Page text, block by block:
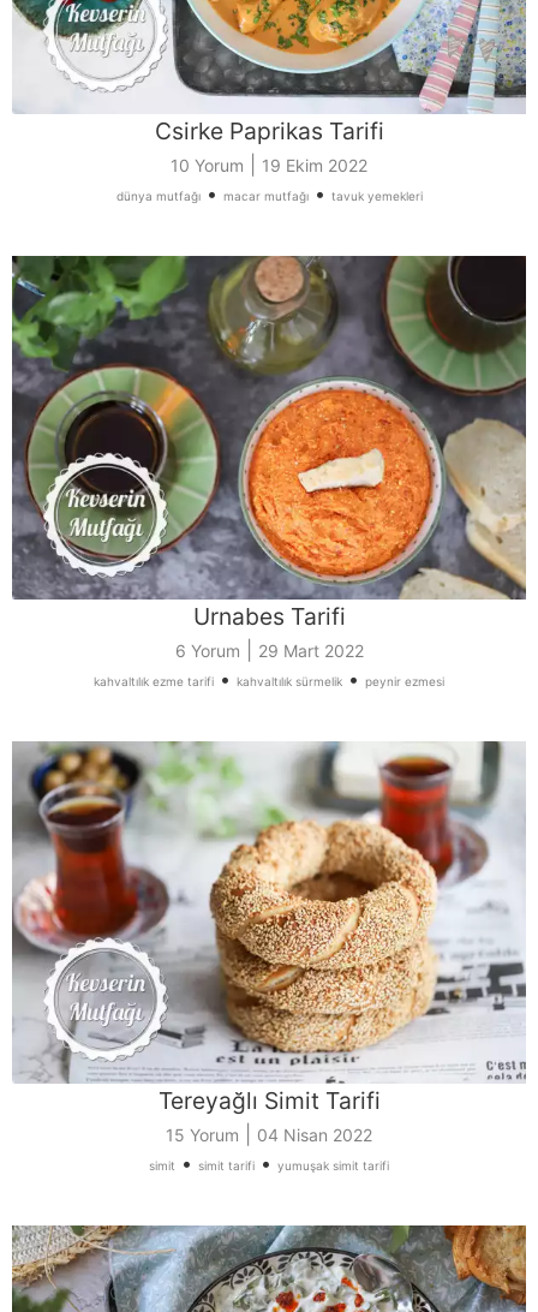
Csirke Paprikas Tarifi
10 Yorum 19 Ekim 2022
dünya mutfağı• macar mutfağı• tavuk yemekleri
Urnabes Tarifi
6 Yorum 29 Mart 2022
kahvaltılık ezme tarifi • kahvaltılık sürmelik • peynir ezmesi
Tereyağlı Simit Tarifi
15 Yorum 04 Nisan 2022
simit • simit tarifi • yumuşak simit tarifi